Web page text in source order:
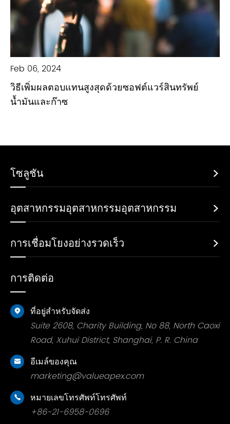
Feb 06, 2024
วิธีเพิ่มผลตอบแทนสูงสุดด้วยซอฟต์แวร์สินทรัพย์
น้ำมันและก๊าซ
โซลูชัน 
อุตสาหกรรมอุตสาหกรรมอุตสาหกรรม 
การเชื่อมโยงอย่างรวดเร็ว 
การติดต่อ

ที่อยู่สำหรับจัดส่ง
Suite 2608, Charity Building, No 88, North Caoxi
Road, Xuhui District, Shanghai, P. R. China

อีเมล์ของคุณ
marketing@valueapex.com

หมายเลขโทรศัพท์โทรศัพท์
+86-21-6958-0696